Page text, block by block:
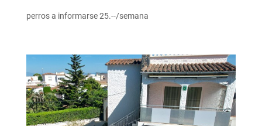
perros a informarse 25.--/semana